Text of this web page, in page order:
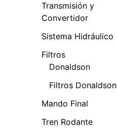
Transmisión y
Convertidor
Sistema Hidráulico
Filtros
Donaldson
Filtros Donaldson
Mando Final
Tren Rodante